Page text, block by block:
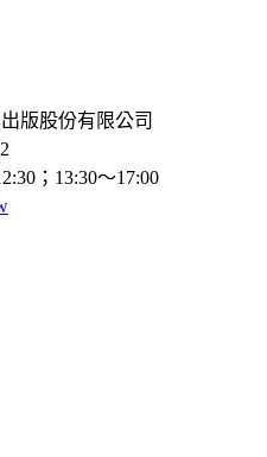
版股份有限公司
；13:30～17:00